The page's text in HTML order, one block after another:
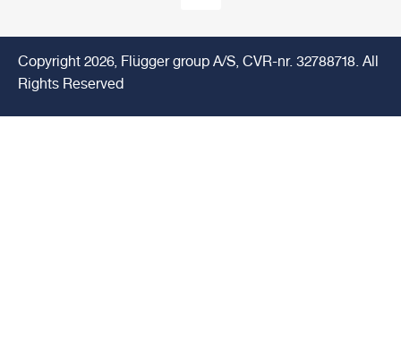
Copyright 2026, Flügger group A/S, CVR-nr. 32788718. All
Rights Reserved